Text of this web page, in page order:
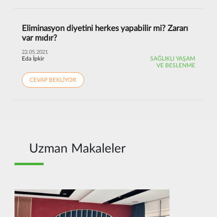
Eliminasyon diyetini herkes yapabilir mi? Zararı
var mıdır?
22.05.2021
Eda İpkir
SAĞLIKLI YAŞAM
VE BESLENME
CEVAP BEKLİYOR
Uzman Makaleler